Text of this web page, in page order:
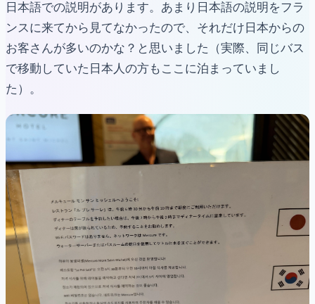
日本語での説明があります。あまり日本語の説明をフラ
ンスに来てから見てなかったので、それだけ日本からの
お客さんが多いのかな？と思いました（実際、同じバス
で移動していた日本人の方もここに泊まっていまし
た）。